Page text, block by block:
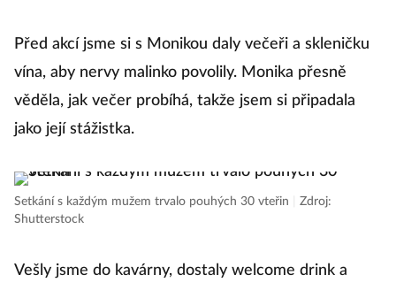
Před akcí jsme si s Monikou daly večeři a skleničku
vína, aby nervy malinko povolily. Monika přesně
věděla, jak večer probíhá, takže jsem si připadala
jako její stážistka.
Setkání s každým mužem trvalo pouhých 30 vteřin
Zdroj:
Shutterstock
Vešly jsme do kavárny, dostaly welcome drink a